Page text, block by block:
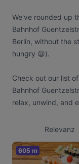
We've rounded up
Bahnhof
Berlin, without the
hungry 😩).
Check out our list
Bahnhof
relax, unwind, and
Relevanz
605 m